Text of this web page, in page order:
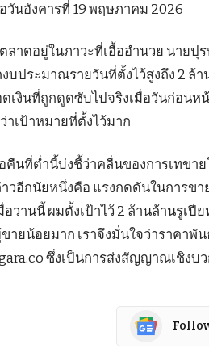
วันอังคารที่ 19 พฤษภาคม 2026
ลาดอยู่ในภาวะที่เอื้ออำนวย นายปุ
บประมาณรายวันที่ตั้งไว้สูงถึง 2 ล้
เงินที่ถูกดูดซับไปจริงเมื่อวันก่อนห
าเป้าหมายที่ตั้งไว้มาก
คืนที่ต่ำนี้บ่งชี้ว่าคลื่นของการเทข
าวอีกนัยหนึ่งคือ แรงกดดันในการข
อวานนี้ ผมตั้งเป้าไว้ 2 ล้านล้านรูเ
ายน้อยมาก เราจึงมั่นใจว่าราคา
ซึ่งเป็นการส่งสัญญาณเชิงบ